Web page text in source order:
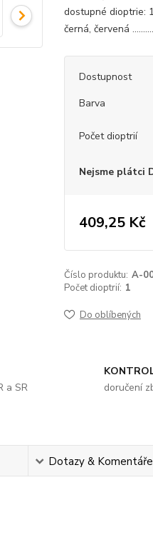
dostupné dioptrie:
černá, červená
Dostupnost
Barva
Počet dioptrií
Nejsme plátci
409,25 Kč
Číslo produktu: A-
Počet dioptrií: 1
Do oblíbených
a SR
doručení
Dotazy & Komentáře